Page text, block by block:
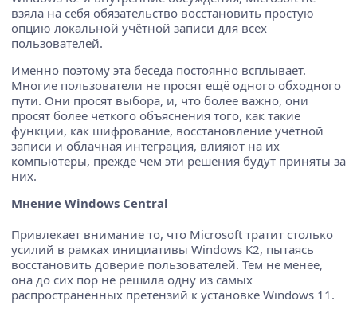
взяла на себя обязательство восстановить простую
опцию локальной учётной записи для всех
пользователей.
Именно поэтому эта беседа постоянно всплывает.
Многие пользователи не просят ещё одного обходного
пути. Они просят выбора, и, что более важно, они
просят более чёткого объяснения того, как такие
функции, как шифрование, восстановление учётной
записи и облачная интеграция, влияют на их
компьютеры, прежде чем эти решения будут приняты за
них.
Мнение Windows Central
Привлекает внимание то, что Microsoft тратит столько
усилий в рамках инициативы Windows K2, пытаясь
восстановить доверие пользователей. Тем не менее,
она до сих пор не решила одну из самых
распространённых претензий к установке Windows 11.